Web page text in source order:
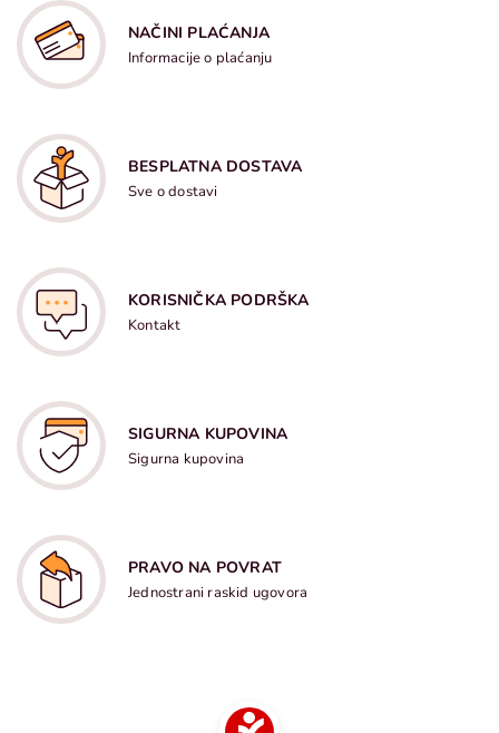
NAČINI PLAĆANJA
Informacije o plaćanju
BESPLATNA DOSTAVA
Sve o dostavi
KORISNIČKA PODRŠKA
Kontakt
SIGURNA KUPOVINA
Sigurna kupovina
PRAVO NA POVRAT
Jednostrani raskid ugovora